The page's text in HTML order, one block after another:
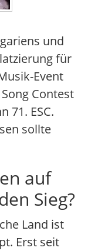
und
für
Event
Contest
71. ESC.
sollte
auf
Sieg?
Land ist
Erst seit